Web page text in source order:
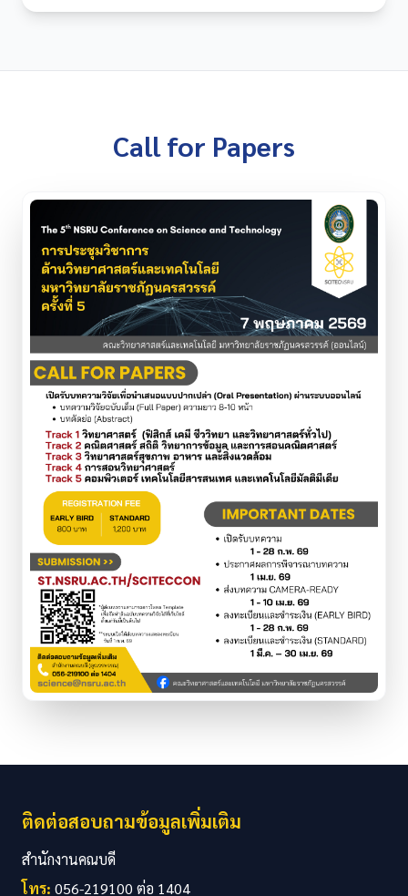
Call for Papers
ติดต่อสอบถามข้อมูลเพิ่มเติม
สำนักงานคณบดี
โทร: 056-219100 ต่อ 1404